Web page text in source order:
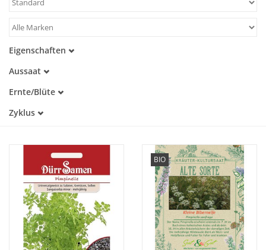
Für Kinder
Geschenkideen
Katalog
Eigenschaften
Alte Sorte
Warmkeimer
Aussaat
Mai
Ernte/Blüte
Juli
September
Oktober
Zyklus
BIO